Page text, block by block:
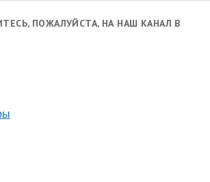
ПОЖАЛУЙСТА, НА НАШ КАНАЛ В